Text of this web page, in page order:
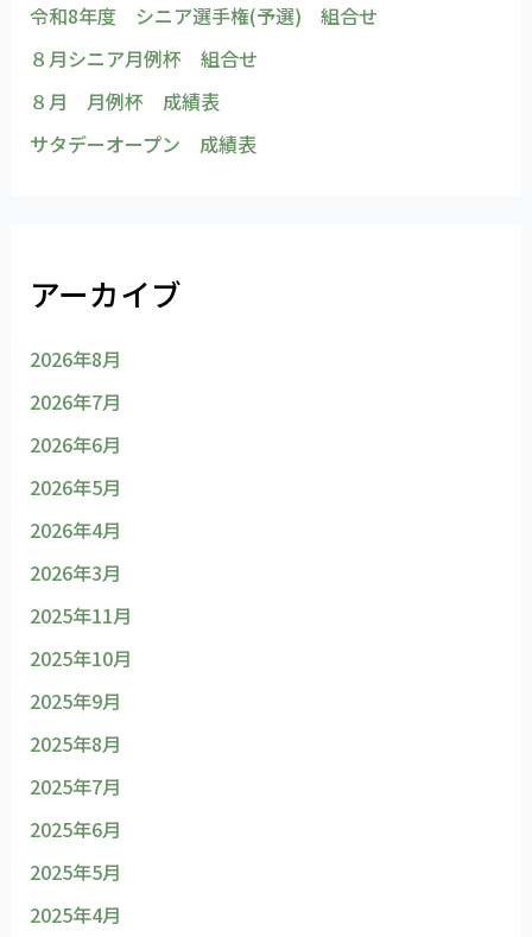
令和8年度 シニア選手権(予選) 組合せ
８月シニア月例杯 組合せ
８月 月例杯 成績表
サタデーオープン 成績表
アーカイブ
2026年8月
2026年7月
2026年6月
2026年5月
2026年4月
2026年3月
2025年11月
2025年10月
2025年9月
2025年8月
2025年7月
2025年6月
2025年5月
2025年4月